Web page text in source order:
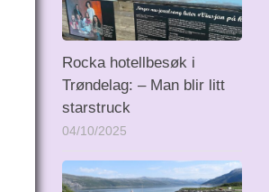
Rocka hotellbesøk i
Trøndelag: – Man blir litt
starstruck
04/10/2025